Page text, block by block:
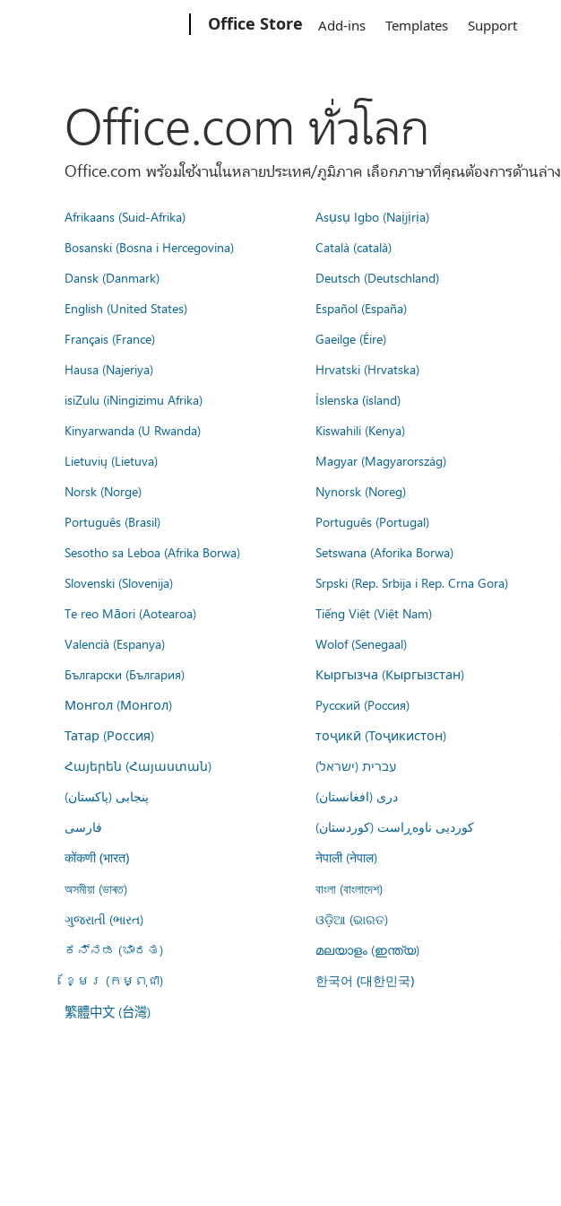
Office Store Add-ins Templates Support
Office.com ทั่วโลก
Office.com พร้อมใช้งานในหลายประเทศ/ภูมิภาค เลือกภาษาที่คุณต้องการด้านล่าง
Afrikaans (Suid-Afrika) Asụsụ Igbo (Naịjịrịa)
Bosanski (Bosna i Hercegovina)
Català (català)
Dansk (Danmark)
Deutsch (Deutschland)
English (United States)
Español (España)
Français (France)
Gaeilge (Éire)
Hausa (Najeriya)
Hrvatski (Hrvatska)
isiZulu (iNingizimu Afrika)
Íslenska (ísland)
Kinyarwanda (U Rwanda)
Kiswahili (Kenya)
Lietuvių (Lietuva)
Magyar (Magyarország)
Norsk (Norge)
Nynorsk (Noreg)
Português (Brasil)
Português (Portugal)
Sesotho sa Leboa (Afrika Borwa)
Setswana (Aforika Borwa)
Slovenski (Slovenija)
Srpski (Rep. Srbija i Rep. Crna Gora)
Te reo Māori (Aotearoa)
Tiếng Việt (Việt Nam)
Valencià (Espanya)
Wolof (Senegaal)
Български (България)
Кыргызча (Кыргызстан)
Монгол (Монгол)
Русский (Россия)
Татар (Россия)
тоҷикӣ (Тоҷикистон)
Հայերեն (Հայաստան)
עברית (ישראל)
پنجابی (پاکستان)
درى (افغانستان)
فارسى
کوردیی ناوەڕاست (کوردستان)
कोंकणी (भारत) नेपाली (नेपाल)
অসমীয়া (ভাৰত) বাংলা (বাংলাদেশ)
ગુજરાતી (ભારત)
ଓଡ଼ିଆ (ଭାରତ)
ಕನ್ನಡ (ಭಾರತ)
മലയാളം (ഇന്ത്യ)
ខ្មែរ (កម្ពុជា)
한국어 (대한민국)
繁體中文 (台灣)